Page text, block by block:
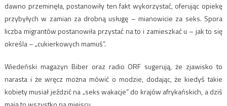
dawno przeminęła, postanowiły ten fakt wykorzystać, oferując opiekę
przybyłych w zamian za drobną usługę – mianowicie za seks. Spora
liczba migrantów postanowiła przystać na to i zamieszkać u – jak to się
określa – „cukierkowych mamuś”.
Wiedeński magazyn Biber oraz radio ORF sugerują, że zjawisko to
narasta i że wręcz można mówić o modzie, dodając, że kiedyś takie
kobiety musiał jeździć na „seks wakacje” do krajów afrykańskich, a dziś